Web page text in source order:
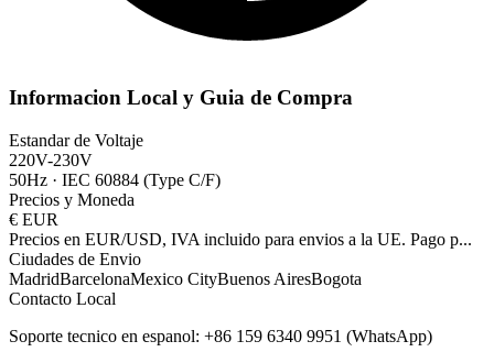
Informacion Local y Guia de Compra
Estandar de Voltaje
220V-230V
50Hz · IEC 60884 (Type C/F)
Precios y Moneda
€ EUR
Precios en EUR/USD, IVA incluido para envios a la UE. Pago p...
Ciudades de Envio
MadridBarcelonaMexico CityBuenos AiresBogota
Contacto Local
Soporte tecnico en espanol: +86 159 6340 9951 (WhatsApp)